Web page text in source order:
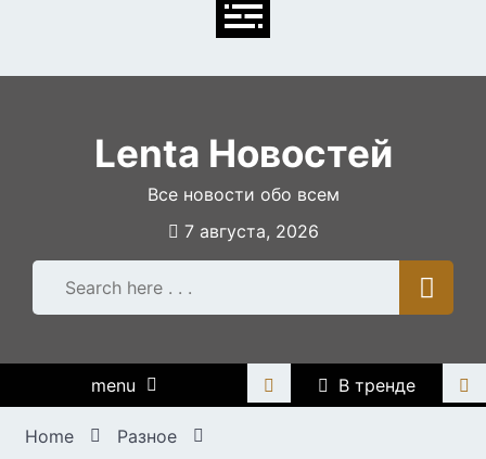
Lenta Новостей
Все новости обо всем
7 августа, 2026
menu В тренде
Home
Разное